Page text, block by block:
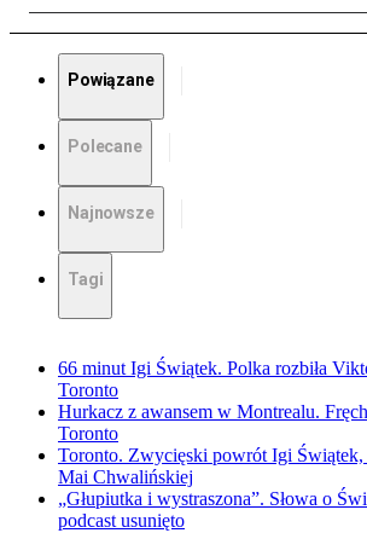
Powiązane
Polecane
Najnowsze
Tagi
66 minut Igi Świątek. Polka rozbiła
Toronto
Hurkacz z awansem w Montrealu.
Toronto
Toronto. Zwycięski powrót Igi Świątek,
Mai Chwalińskiej
„Głupiutka i wystraszona”. Słowa o
podcast usunięto